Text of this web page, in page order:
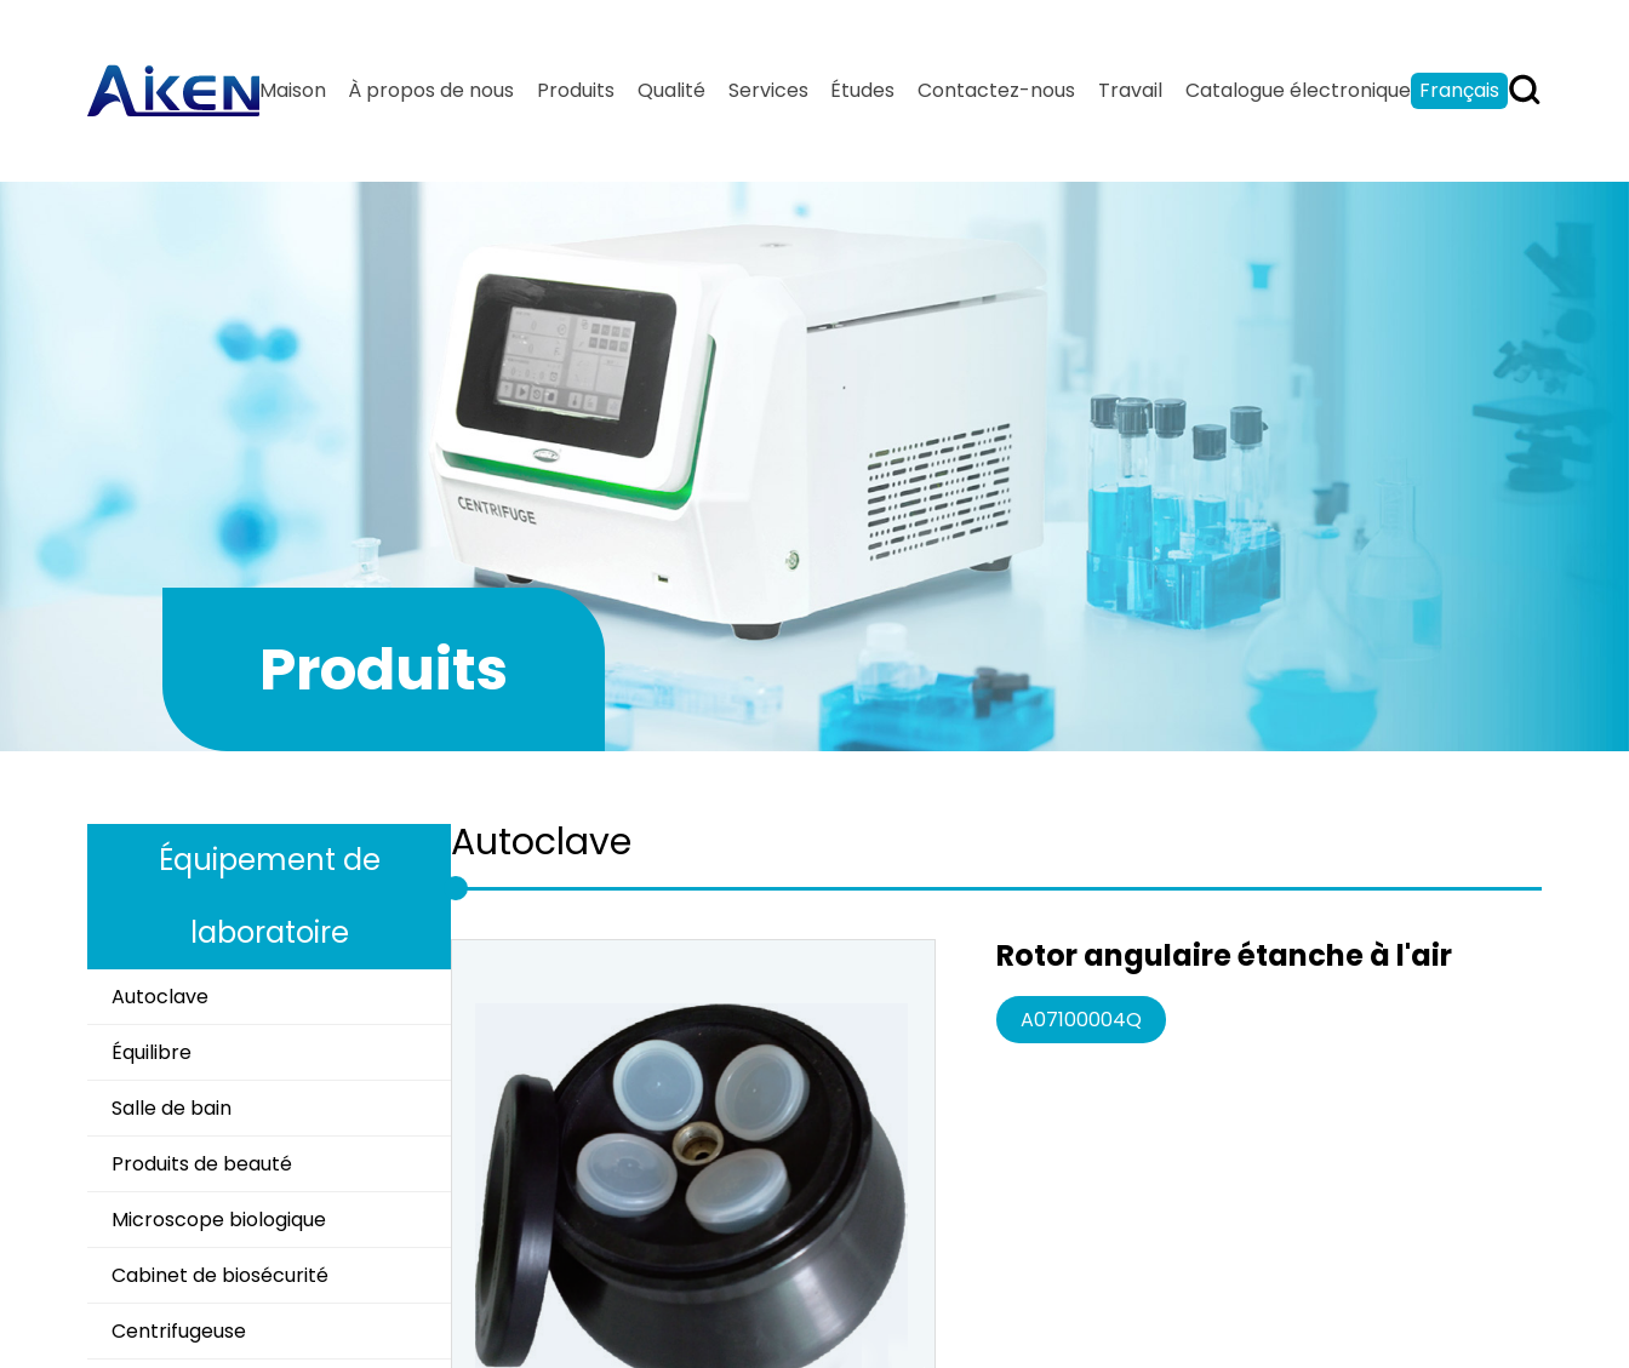
Maison À propos de nous Produits Qualité Services Études Contactez-nous Travail Catalogue électronique Français
Produits
Équipement de
laboratoire
Autoclave
Équilibre
Salle de bain
Produits de beauté
Microscope biologique
Cabinet de biosécurité
Centrifugeuse
Autoclave
Rotor angulaire étanche à l'air
A07100004Q